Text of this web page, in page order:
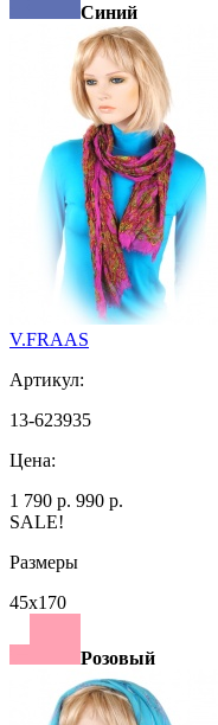
Синий
V.FRAAS
Артикул:
13-623935
Цена:
1 790 р. 990 р.
SALE!
Размеры
45х170
Розовый